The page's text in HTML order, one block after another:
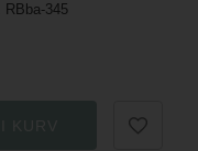
RBba-345